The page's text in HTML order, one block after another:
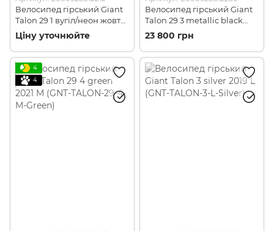
Велосипед гірський Giant
Talon 29 1 вугіл/неон жовт
2020 M (GNT-TALON-29-1-M-
Charcoal)
Ціну уточнюйте
Велосипед гірський Giant
Talon 29 3 metallic black
2021 M (GNT-TALON-29-3-M-
23 800 грн
4
4